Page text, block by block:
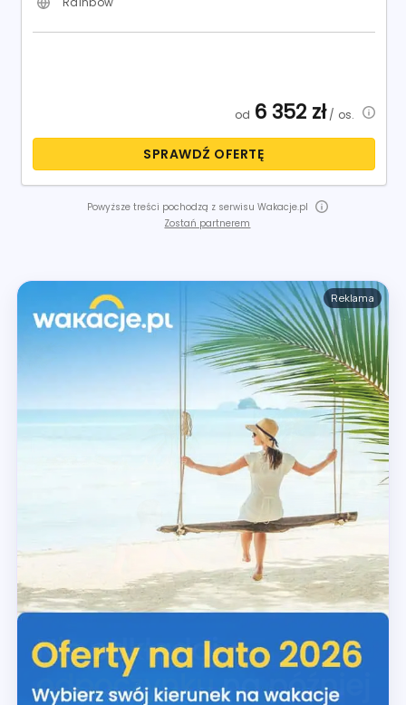
od 6 352 zł/ os.
SPRAWDŹ OFERTĘ
Powyższe treści pochodzą z serwisu Wakacje.pl
Zostań partnerem
Reklama